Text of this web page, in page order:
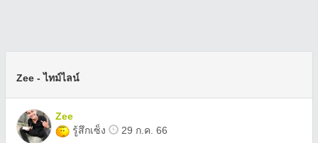
Zee - ไทม์ไลน์
Zee
รู้สึกเซ็ง
29 ก.ค. 66